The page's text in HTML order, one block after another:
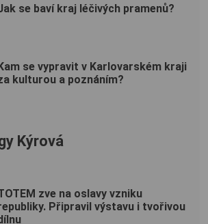
se baví kraj léčivých pramenů?
se vypravit v Karlovarském kraji
kulturou a poznáním?
Kýrová
zve na oslavy vzniku
Připravil výstavu i tvořivou